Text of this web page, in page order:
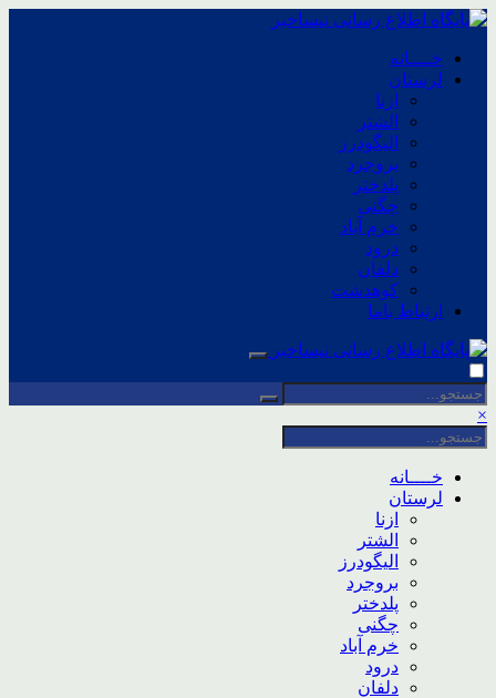
خــــانه
لرستان
ازنا
الشتر
الیگودرز
بروجرد
پلدختر
چگنی
خرم آباد
درود
دلفان
کوهدشت
ارتباط باما
×
خــــانه
لرستان
ازنا
الشتر
الیگودرز
بروجرد
پلدختر
چگنی
خرم آباد
درود
دلفان